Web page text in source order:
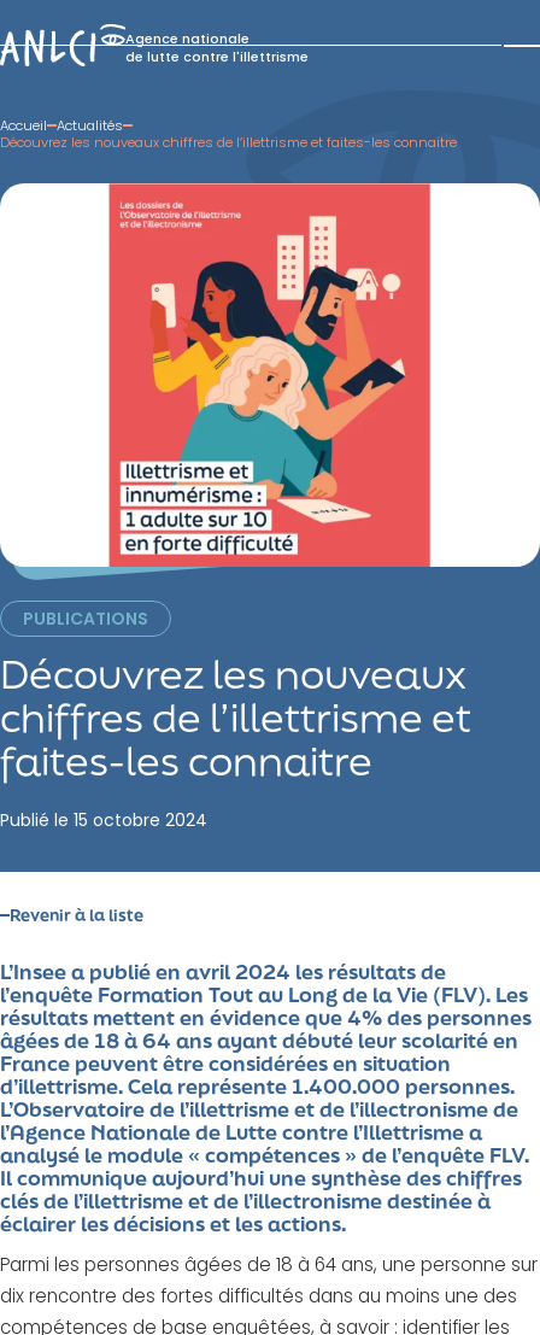
to
content
Agence nationale
de lutte contre l'illettrisme
Accueil Actualités
Découvrez les nouveaux chiffres de l’illettrisme et faites-les connaitre
PUBLICATIONS
Découvrez les nouveaux
chiffres de l’illettrisme et
faites-les connaitre
Publié le 15 octobre 2024
Revenir à la liste
L’Insee a publié en avril 2024 les résultats de
l’enquête Formation Tout au Long de la Vie (FLV). Les
résultats mettent en évidence que 4% des personnes
âgées de 18 à 64 ans ayant débuté leur scolarité en
France peuvent être considérées en situation
d’illettrisme. Cela représente 1.400.000 personnes.
L’Observatoire de l’illettrisme et de l’illectronisme de
l’Agence Nationale de Lutte contre l’Illettrisme a
analysé le module « compétences » de l’enquête FLV.
Il communique aujourd’hui une synthèse des chiffres
clés de l’illettrisme et de l’illectronisme destinée à
éclairer les décisions et les actions.
Parmi les personnes âgées de 18 à 64 ans, une personne sur
dix rencontre des fortes difficultés dans au moins une des
compétences de base enquêtées, à savoir : identifier les